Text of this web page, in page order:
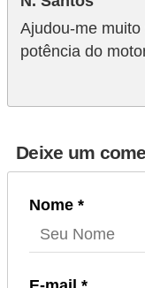
Ajudou-me
potência do
Deixe um
Nome *